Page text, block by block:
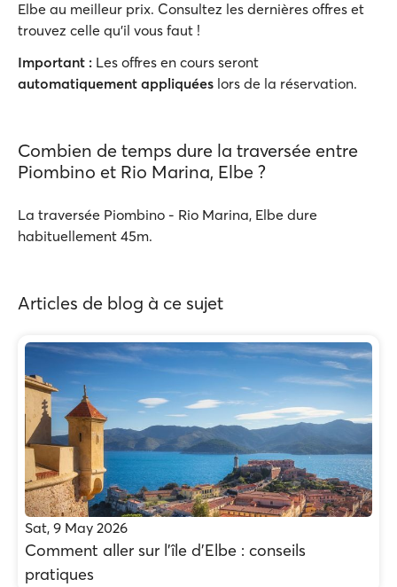
Elbe au meilleur prix. Consultez les dernières offres et
trouvez celle qu'il vous faut !
Important : Les offres en cours seront
automatiquement appliquées lors de la réservation.
Combien de temps dure la traversée entre
Piombino et Rio Marina, Elbe ?
La traversée Piombino - Rio Marina, Elbe dure
habituellement 45m.
Articles de blog à ce sujet
Sat, 9 May 2026
Comment aller sur l'île d'Elbe : conseils
pratiques